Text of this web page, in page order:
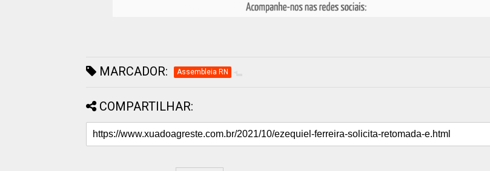
MARCADOR: Assembleia RN
COMPARTILHAR: